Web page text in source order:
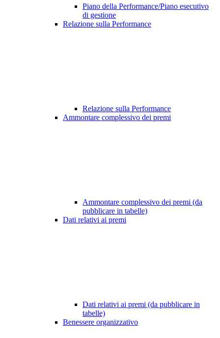
Piano della Performance/Piano esecutivo
di gestione
Relazione sulla Performance
Relazione sulla Performance
Ammontare complessivo dei premi
Ammontare complessivo dei premi (da
pubblicare in tabelle)
Dati relativi ai premi
Dati relativi ai premi (da pubblicare in
tabelle)
Benessere organizzativo